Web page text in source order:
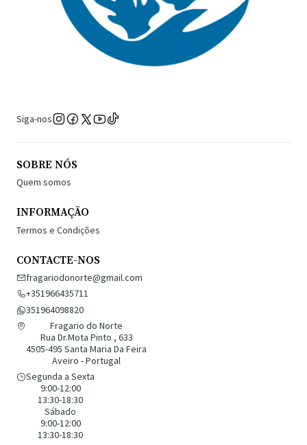
Siga-nos
SOBRE NÓS
Quem somos
INFORMAÇÃO
Termos e Condições
CONTACTE-NOS
fragariodonorte@gmail.com
+351966435711
351964098820
Fragario do Norte
Rua Dr.Mota Pinto , 633
4505-495 Santa Maria Da Feira
Aveiro - Portugal
Segunda a Sexta
9:00-12:00
13:30-18:30
Sábado
9:00-12:00
13:30-18:30